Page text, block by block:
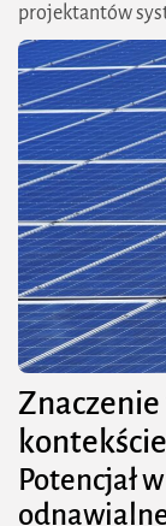
projektantów
Potencjał